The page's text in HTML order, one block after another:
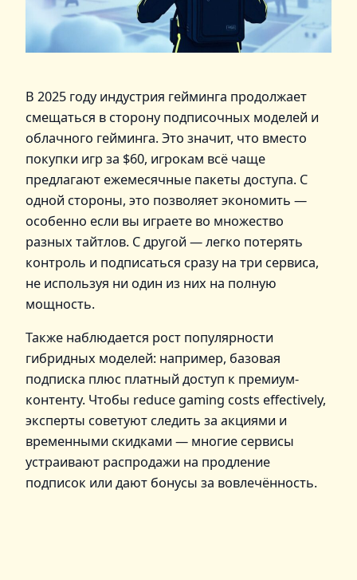
В 2025 году индустрия гейминга продолжает
смещаться в сторону подписочных моделей и
облачного гейминга. Это значит, что вместо
покупки игр за $60, игрокам всё чаще
предлагают ежемесячные пакеты доступа. С
одной стороны, это позволяет экономить —
особенно если вы играете во множество
разных тайтлов. С другой — легко потерять
контроль и подписаться сразу на три сервиса,
не используя ни один из них на полную
мощность.
Также наблюдается рост популярности
гибридных моделей: например, базовая
подписка плюс платный доступ к премиум-
контенту. Чтобы reduce gaming costs effectively,
эксперты советуют следить за акциями и
временными скидками — многие сервисы
устраивают распродажи на продление
подписок или дают бонусы за вовлечённость.